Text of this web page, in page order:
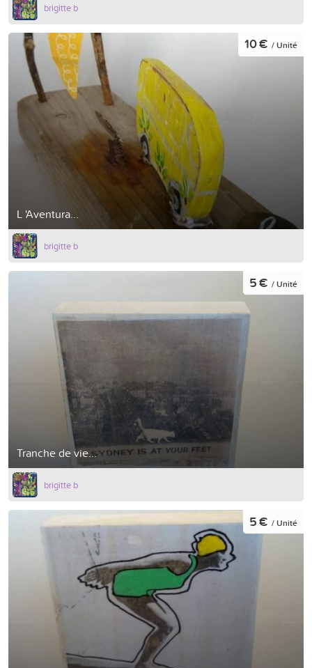
brigitte b
L 'Aventura...
10 € / Unité
brigitte b
Tranche de vie...
5 € / Unité
brigitte b
5 € / Unité